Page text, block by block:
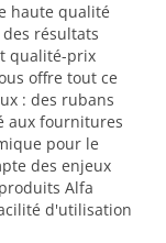
haute qualité
résultats
qualité-prix
offre tout ce
: des rubans
aux fournitures
pour le
des enjeux
Alfa
d'utilisation